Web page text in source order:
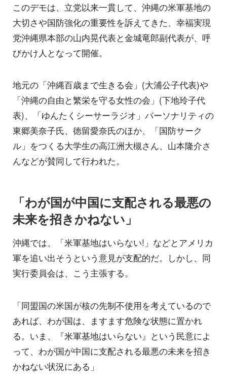
このデモは、立党以来一貫して、沖縄の米軍基地の
大切さや国防強化の重要性を訴えてきた、幸福実現
党沖縄県本部の山内晃代表と金城竜郎副代表が、呼
びかけ人となって開催。
地元の「沖縄百歳まで生きる会」(大浦公子代表)や
「沖縄の自由と繁栄を守る女性の会」(下地玲子代
表)、「ゆんたくシーサーラジオ」パーソナリティの
東郷美奈子氏、徳留愛奈氏のほか、「国防サーク
ル」をつくる大学生の高江洲大槻さん、山本隆介さ
んなどが賛同して行われた。
「わが国が中国に支配される最悪の
未来を招きかねない」
沖縄では、「米軍基地はいらない!」などとアメリカ
軍を追い出そうという意見が支配的だ。しかし、同
実行委員会は、こう主張する。
「同盟国の米国が核の先制不使用を考えているので
あれば、わが国は、ますます危険な状態に置かれ
る。いま、『米軍基地はいらない』という民意によ
って、わが国が中国に支配される最悪の未来を招き
かねない状況にある」